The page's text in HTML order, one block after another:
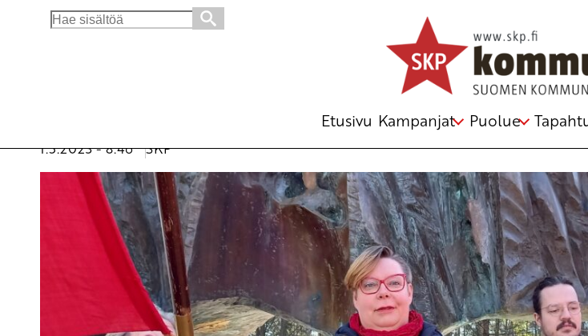
Search
Etusivu Kampanjat Puolue
1.5.2023 - 8:46
SKP